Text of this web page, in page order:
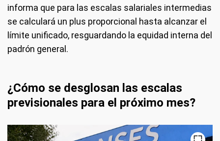
informa que para las escalas salariales intermedias
se calculará un plus proporcional hasta alcanzar el
límite unificado, resguardando la equidad interna del
padrón general.
¿Cómo se desglosan las escalas
previsionales para el próximo mes?